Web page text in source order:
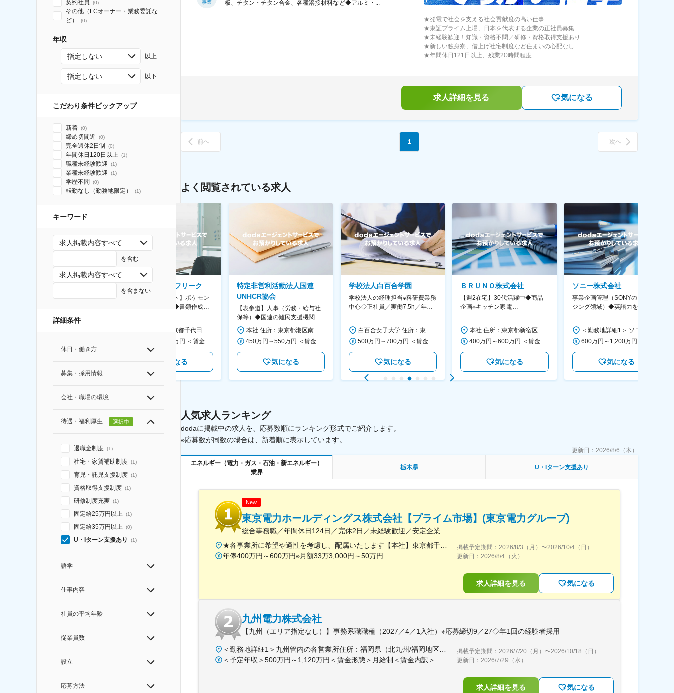
契約社員 (0)
その他（FCオーナー・業務委託な
ど）
(0)
年収
指定しない 以上
指定しない 以下
こだわり条件ピックアップ
新着 (0)
締め切間近 (0)
完全週休2日制 (0)
年間休日120日以上 (1)
職種未経験歓迎 (1)
業種未経験歓迎 (1)
学歴不問 (0)
転勤なし（勤務地限定） (1)
キーワード
求人掲載内容すべて
を含む
求人掲載内容すべて
を含まない
詳細条件
休日・働き方
募集・採用情報
会社・職場の環境
待遇・福利厚生 選択中
退職金制度 (1)
社宅・家賃補助制度 (1)
育児・託児支援制度 (1)
資格取得支援制度 (1)
研修制度充実 (1)
固定給25万円以上 (1)
固定給35万円以上 (0)
U・Iターン支援あり (1)
語学
仕事内容
社員の平均年齢
従業員数
設立
応募方法
事業 板、チタン・チタン合金、各種溶接材料など◆アルミ・...
★発電で社会を支える社会貢献度の高い仕事
★東証プライム上場、日本を代表する企業の正社員募集
★未経験歓迎！知識・資格不問／研修・資格取得支援あり
★新しい独身寮、借上げ社宅制度など住まいの心配なし
★年間休日121日以上、残業20時間程度
求人詳細を見る 気になる
前へ 1 次へ
よく閲覧されている求人
AGC株式会社
【横浜※一般職/転勤なし】庶
やDXに向けたシステム利用等～
株式会社ゲームフリーク
【庶務アシスタント】ポケモン
シリーズ開発企業◆書類作成・
気になる
特定非営利活動法人国連
UNHCR協会
【表参道】人事（労務・給与社
保等）◆国連の難民支援機関の
活動を支える日本公式支援窓口
◆正職員登用前提
気になる
学校法人白百合学園
学校法人の経理担当※科研費業務
中心◇正社員／実働7.5h／年休
気になる
ＢＲＵＮＯ株式会社
【週2在宅】30代活躍中◆商品
企画※キッチン家電
気になる
ソニー株式会社
事業企画管理（SONYのイメー
ジング領域）◆英語力を活か
気になる
人気求人ランキング
dodaに掲載中の求人を、応募数順にランキング形式でご紹介します。
※応募数が同数の場合は、新着順に表示しています。
更新日： 2026/8/6（木）
エネルギー（電力・ガス・石油・新エネルギー）
業界
栃木県 U・Iターン支援あり
New
東京電力ホールディングス株式会社【プライム市場】(東京電力グループ)
総合事務職／年間休日124日／完休2日／未経験歓迎／安定企業
年俸400万円～600万円※月額33万3,000円～50万円
掲載予定期間： 2026/8/3（月） 〜2026/10/4（日）
更新日： 2026/8/4（火）
求人詳細を見る 気になる
九州電力株式会社
【九州（エリア指定なし）】事務系職職種（2027／4／1入社）※応募締切9／27◇年1回の経験者採用
掲載予定期間： 2026/7/20（月） 〜2026/10/18（日）
更新日： 2026/7/29（水）
求人詳細を見る 気になる